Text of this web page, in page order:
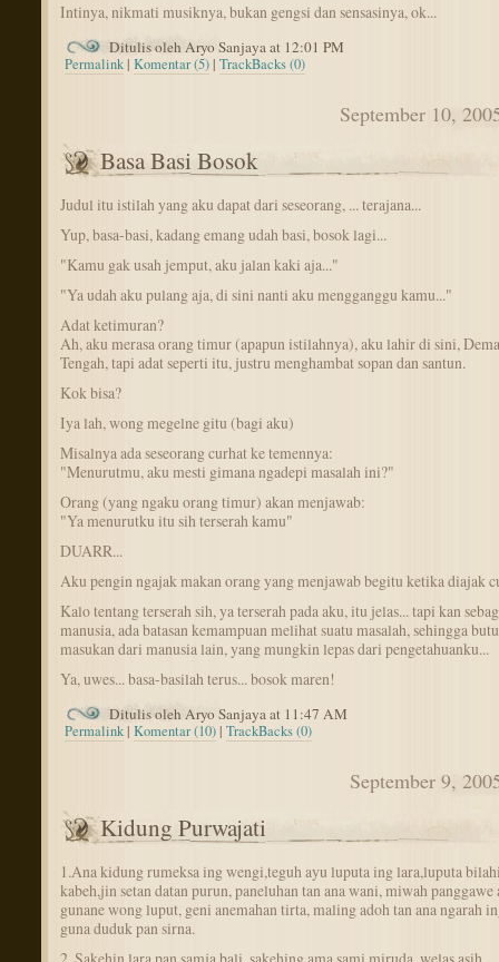
Intinya, nikmati musiknya, bukan gengsi dan sensasinya, ok...
Ditulis oleh Aryo Sanjaya at 12:01 PM
Permalink |Komentar (5)|TrackBacks (0)
September 10,
Basa Basi Bosok
Judul itu istilah yang aku dapat dari seseorang, ... terajana...
Yup, basa-basi, kadang emang udah basi, bosok lagi...
"Kamu gak usah jemput, aku jalan kaki aja..."
"Ya udah aku pulang aja, di sini nanti aku mengganggu kamu..."
Adat ketimuran?
Ah, aku merasa orang timur (apapun istilahnya), aku lahir di sini,
Tengah, tapi adat seperti itu, justru menghambat sopan dan santun.
Kok bisa?
Iya lah, wong megelne gitu (bagi aku)
Misalnya ada seseorang curhat ke temennya:
"Menurutmu, aku mesti gimana ngadepi masalah ini?"
Orang (yang ngaku orang timur) akan menjawab:
"Ya menurutku itu sih terserah kamu"
DUARR...
Aku pengin ngajak makan orang yang menjawab begitu ketika diajak
Kalo tentang terserah sih, ya terserah pada aku, itu jelas... tapi kan
manusia, ada batasan kemampuan melihat suatu masalah, sehingga
masukan dari manusia lain, yang mungkin lepas dari pengetahuanku...
Ya, uwes... basa-basilah terus... bosok maren!
Ditulis oleh Aryo Sanjaya at 11:47 AM
Permalink |Komentar (10)|TrackBacks (0)
September 9,
Kidung Purwajati
1.Ana kidung rumeksa ing wengi,teguh ayu luputa ing lara,luputa
kabeh,jin setan datan purun, paneluhan tan ana wani, miwah panggawe
gunane wong luput, geni anemahan tirta, maling adoh tan ana ngarah
guna duduk pan sirna.